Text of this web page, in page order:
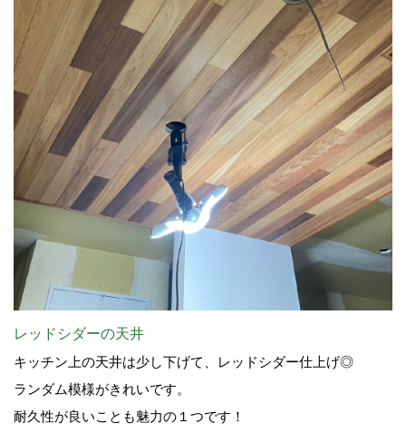
レッドシダーの天井
キッチン上の天井は少し下げて、レッドシダー仕上げ◎
ランダム模様がきれいです。
耐久性が良いことも魅力の１つです！